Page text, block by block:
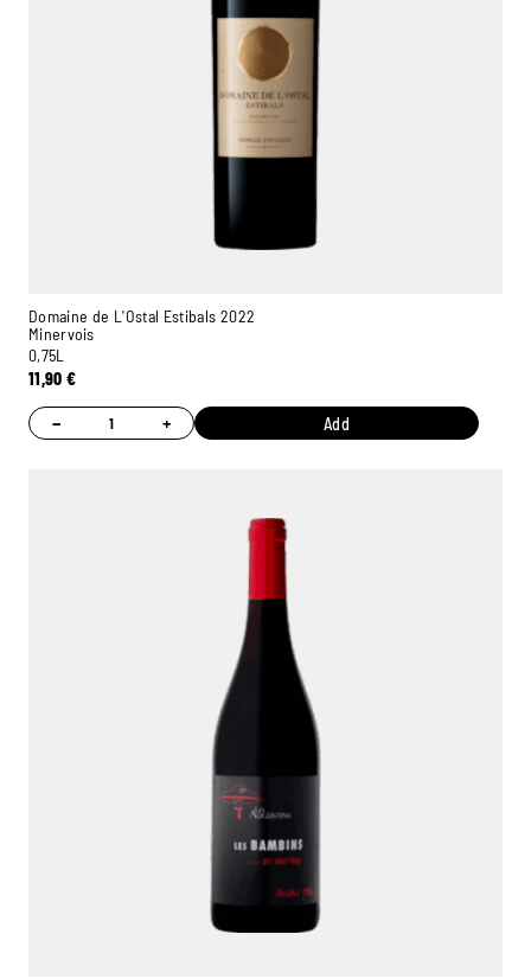
Domaine de L'Ostal Estibals 2022
Minervois
0,75L
11,90€
− + Add